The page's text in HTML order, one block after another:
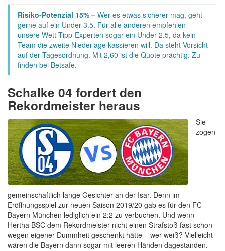
Risiko-Potenzial 15% – Wer es etwas sicherer mag, geht
gerne auf ein Under 3.5. Für alle anderen empfehlen
unsere Wett-Tipp-Experten sogar ein Under 2.5, da kein
Team die zweite Niederlage kassieren will. Da steht Vorsicht
auf der Tagesordnung. Mit 2,60 ist die Quote prächtig. Zu
finden bei Betsafe.
Schalke 04 fordert den
Rekordmeister heraus
Sie
zogen
gemeinschaftlich lange Gesichter an der Isar. Denn im
Eröffnungsspiel zur neuen Saison 2019/20 gab es für den FC
Bayern München lediglich ein 2:2 zu verbuchen. Und wenn
Hertha BSC dem Rekordmeister nicht einen Strafstoß fast schon
wegen eigener Dummheit geschenkt hätte – wer weiß? Vielleicht
wären die Bayern dann sogar mit leeren Händen dagestanden.